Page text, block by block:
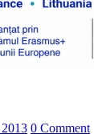
0 Comment